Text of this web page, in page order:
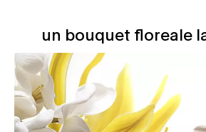
un bouquet floreale lattiginoso
un bouquet floreale